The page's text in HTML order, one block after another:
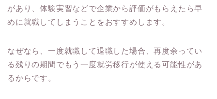
があり、体験実習などで企業から評価がもらえたら早
めに就職してしまうことをおすすめします。
なぜなら、一度就職して退職した場合、再度余ってい
る残りの期間でもう一度就労移行が使える可能性があ
るからです。